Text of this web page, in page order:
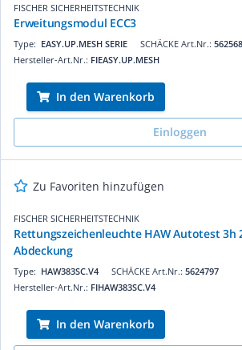
FISCHER SICHERHEITSTECHNIK
Erweitungsmodul ECC3
SCHÄCKE Art.Nr.:
Type: EASY.UP.MESH SERIE
Hersteller-Art.Nr.: FIEASY.UP.MESH
In den Warenkorb
Einloggen
Zu Favoriten hinzufügen
FISCHER SICHERHEITSTECHNIK
Rettungszeichenleuchte HAW Autotest 3h
Abdeckung
SCHÄCKE Art.Nr.: 5624797
Type: HAW383SC.V4
Hersteller-Art.Nr.: FIHAW383SC.V4
In den Warenkorb